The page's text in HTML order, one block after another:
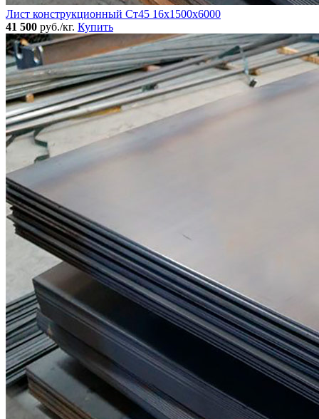
Лист конструкционный Ст45 16х1500х6000
41 500 руб./кг. Купить